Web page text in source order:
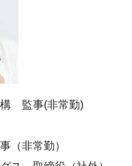
構 監事(非常勤)
（非常勤）